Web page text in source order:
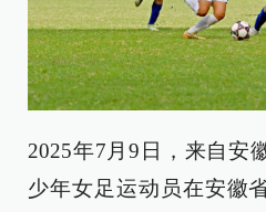
2025年7月9日，来自安
少年女足运动员在安徽